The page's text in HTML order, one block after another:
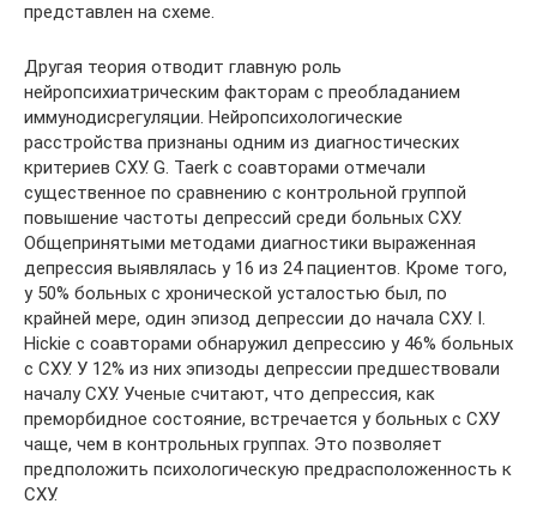
представлен на схеме.
Другая теория отводит главную роль
нейропсихиатрическим факторам с преобладанием
иммунодисрегуляции. Нейропсихологические
расстройства признаны одним из диагностических
критериев СХУ. G. Taerk с соавторами отмечали
существенное по сравнению с контрольной группой
повышение частоты депрессий среди больных СХУ.
Общепринятыми методами диагностики выраженная
депрессия выявлялась у 16 из 24 пациентов. Кроме того,
у 50% больных с хронической усталостью был, по
крайней мере, один эпизод депрессии до начала СХУ. I.
Hickie с соавторами обнаружил депрессию у 46% больных
с СХУ. У 12% из них эпизоды депрессии предшествовали
началу СХУ. Ученые считают, что депрессия, как
преморбидное состояние, встречается у больных с СХУ
чаще, чем в контрольных группах. Это позволяет
предположить психологическую предрасположенность к
СХУ.